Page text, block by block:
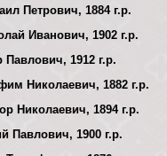
Петрович, 1884 г.р.
Иванович, 1902 г.р.
1912 г.р.
Николаевич, 1882 г.р.
Николаевич, 1894 г.р.
Павлович, 1900 г.р.